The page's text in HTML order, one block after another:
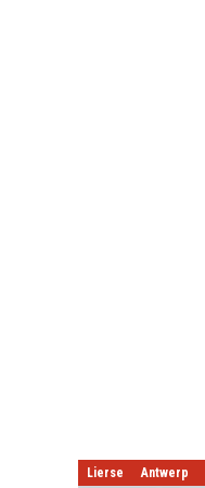
Lierse Antwerp